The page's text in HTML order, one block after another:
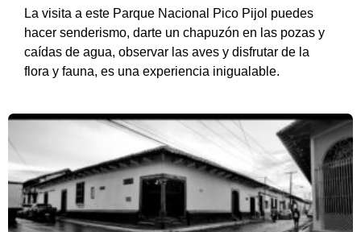
La visita a este Parque Nacional Pico Pijol puedes
hacer senderismo, darte un chapuzón en las pozas y
caídas de agua, observar las aves y disfrutar de la
flora y fauna, es una experiencia inigualable.